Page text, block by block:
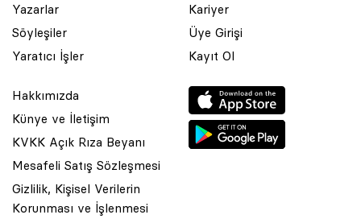
Yazarlar
Söyleşiler
Yaratıcı İşler
Kariyer
Üye Girişi
Kayıt Ol
Hakkımızda
Künye ve İletişim
KVKK Açık Rıza Beyanı
Mesafeli Satış Sözleşmesi
Gizlilik, Kişisel Verilerin
Korunması ve İşlenmesi